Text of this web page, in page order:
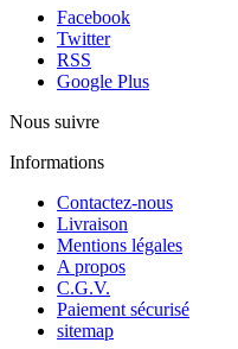
Facebook
Twitter
RSS
Google Plus
Nous suivre
Informations
Contactez-nous
Livraison
Mentions légales
A propos
C.G.V.
Paiement sécurisé
sitemap